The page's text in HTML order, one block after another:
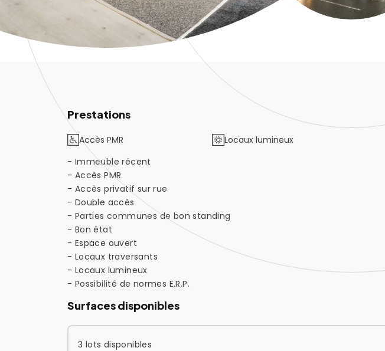
Prestations
Accès PMR
Locaux lumineux
- Immeuble récent
- Accès PMR
- Accès privatif sur rue
- Double accès
- Parties communes de bon standing
- Bon état
- Espace ouvert
- Locaux traversants
- Locaux lumineux
- Possibilité de normes E.R.P.
Surfaces disponibles
3 lots disponibles